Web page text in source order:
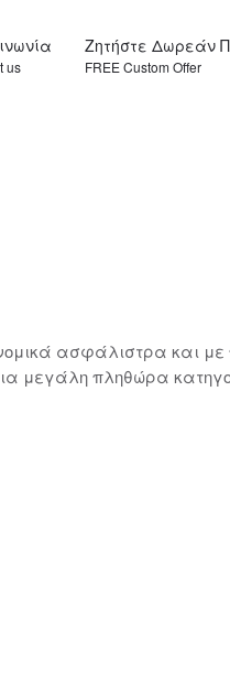
us
Ζητήστε Δωρεάν
FREE Custom Offer
ασφάλιστρα και
μεγάλη πληθώρα